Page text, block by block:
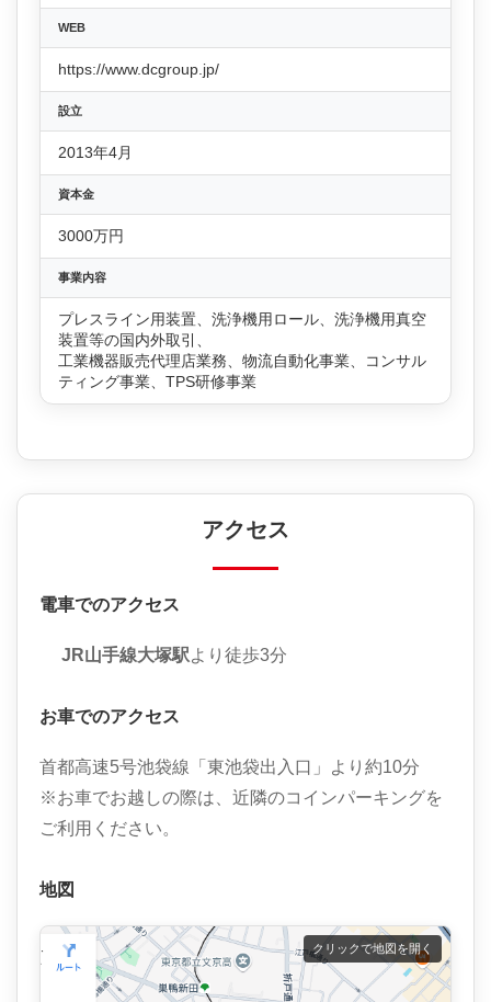
WEB
https://www.dcgroup.jp/
設立
2013年4月
資本金
3000万円
事業内容
プレスライン用装置、洗浄機用ロール、洗浄機用真空
装置等の国内外取引、
工業機器販売代理店業務、物流自動化事業、コンサル
ティング事業、TPS研修事業
アクセス
電車でのアクセス
JR山手線大塚駅より徒歩3分
お車でのアクセス
首都高速5号池袋線「東池袋出入口」より約10分
※お車でお越しの際は、近隣のコインパーキングを
ご利用ください。
地図
クリックで地図を開く